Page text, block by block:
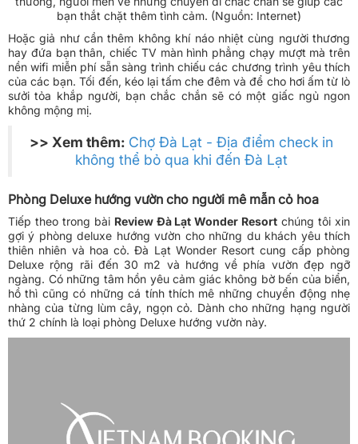
Ngắm mặt hồ đẹp ngỡ ngàng và cùng trò chuyện với người
thương, người mến về những chuyến đi chắc chắn sẽ giúp các
bạn thắt chặt thêm tình cảm. (Nguồn: Internet)
Hoặc giả như cần thêm không khí náo nhiệt cùng người thương
hay đứa bạn thân, chiếc TV màn hình phẳng chạy mượt mà trên
nền wifi miễn phí sẵn sàng trình chiếu các chương trình yêu thích
của các bạn. Tối đến, kéo lại tấm che đêm và để cho hơi ấm từ lò
không mộng mị.
không thể bỏ qua khi đến Đà Lạt
Phòng Deluxe hướng vườn cho người mê mẫn cỏ hoa
Tiếp theo trong bàiReview Đà Lạt Wonder Resortchúng tôi xin
gợi ý phòng deluxe hướng vườn cho những du khách yêu thích
thiên nhiên và hoa cỏ. Đà Lạt Wonder Resort cung cấp phòng
Deluxe rộng rãi đến 30 m2 và hướng về phía vườn đẹp ngỡ
ngàng. Có những tâm hồn yêu cảm giác không bờ bến của biển,
hồ thì cũng có những cá tính thích mê những chuyển động nhẹ
nhàng của từng lùm cây, ngọn cỏ. Dành cho những hạng người